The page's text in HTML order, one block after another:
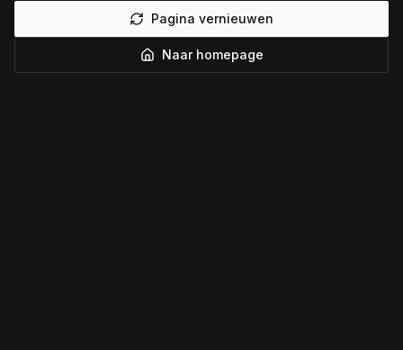
Pagina vernieuwen
Naar homepage